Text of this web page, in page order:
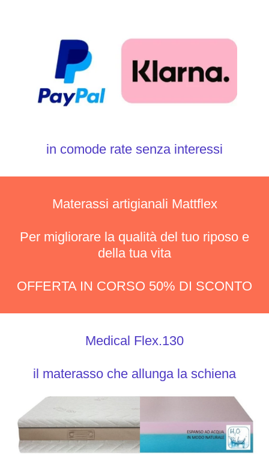
in comode rate senza interessi
Materassi artigianali Mattflex
Per migliorare la qualità del tuo riposo e
della tua vita
OFFERTA IN CORSO 50% DI SCONTO
Medical Flex.130
il materasso che allunga la schiena